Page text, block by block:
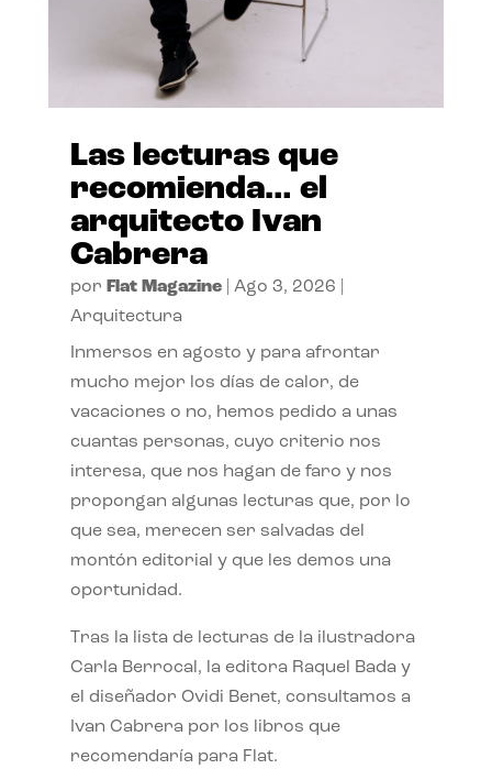
Las lecturas que
recomienda… el
arquitecto Ivan
Cabrera
por Flat Magazine| Ago 3, 2026
Arquitectura
Inmersos en agosto y para afrontar
mucho mejor los días de calor, de
vacaciones o no, hemos pedido a unas
cuantas personas, cuyo criterio nos
interesa, que nos hagan de faro y nos
propongan algunas lecturas que, por lo
que sea, merecen ser salvadas del
montón editorial y que les demos una
oportunidad.
Tras la lista de lecturas de la ilustradora
Carla Berrocal, la editora Raquel Bada y
el diseñador Ovidi Benet, consultamos a
Ivan Cabrera por los libros que
recomendaría para Flat.